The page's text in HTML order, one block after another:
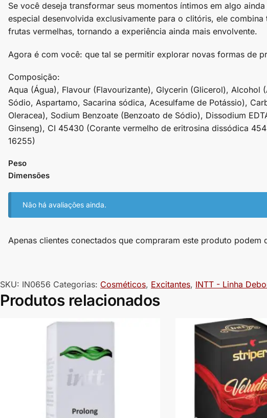
Se você deseja transformar seus momentos íntimos em algo
especial desenvolvida exclusivamente para o clitóris, ele
frutas vermelhas, tornando a experiência ainda mais envolvente.
Agora é com você: que tal se permitir explorar novas formas de
Composição:
Aqua (Água), Flavour (Flavourizante), Glycerin (Glicerol),
Sódio, Aspartamo, Sacarina sódica, Acesulfame de Potássio),
Oleracea), Sodium Benzoate (Benzoato de Sódio), Dissodium
Ginseng), CI 45430 (Corante vermelho de eritrosina dissódica
16255)
Peso
Dimensões
Não há avaliações ainda.
Apenas clientes conectados que compraram este produto podem
SKU: IN0656 Categorias: Cosméticos, Excitantes, INTT - Linha
Produtos relacionados